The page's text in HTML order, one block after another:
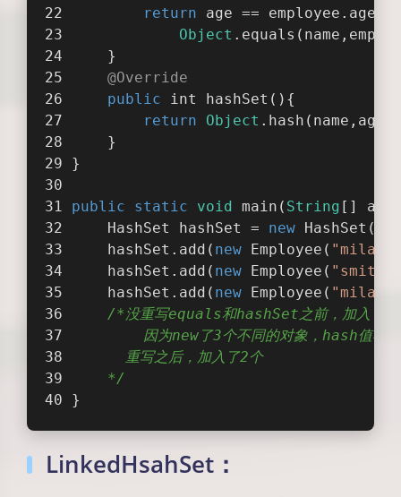
return age == employee.age
Object
    }
@Override
public int hashSet ( ) {
return
Object
    }
}
public static void main ( String []
    HashSet hashSet =
new HashSet();
    hashSet.add(
new Employee( "milan"
    hashSet.add(
new Employee( "smith"
    hashSet.add(
new Employee( "milan"
/*没重写equals和hashSet之前，加入了3
因为new了3个不同的对象，hash值不相
      重写之后，加入了2个
    */
}
LinkedHsahSet：